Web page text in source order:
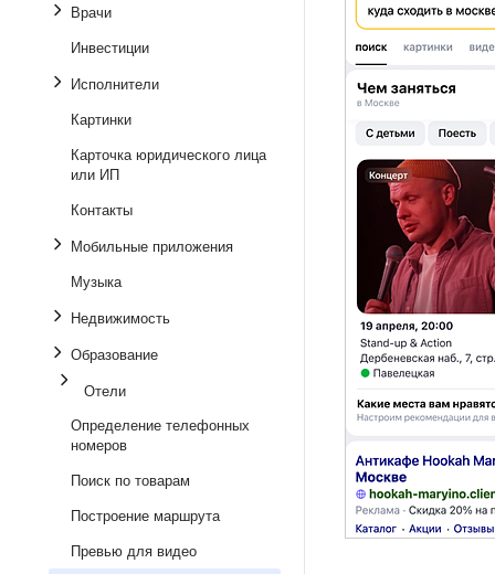
Врачи
Инвестиции
Исполнители
Картинки
Карточка юридического лица
или ИП
Контакты
Мобильные приложения
Музыка
Недвижимость
Образование
Отели
Определение телефонных
номеров
Поиск по товарам
Построение маршрута
Превью для видео